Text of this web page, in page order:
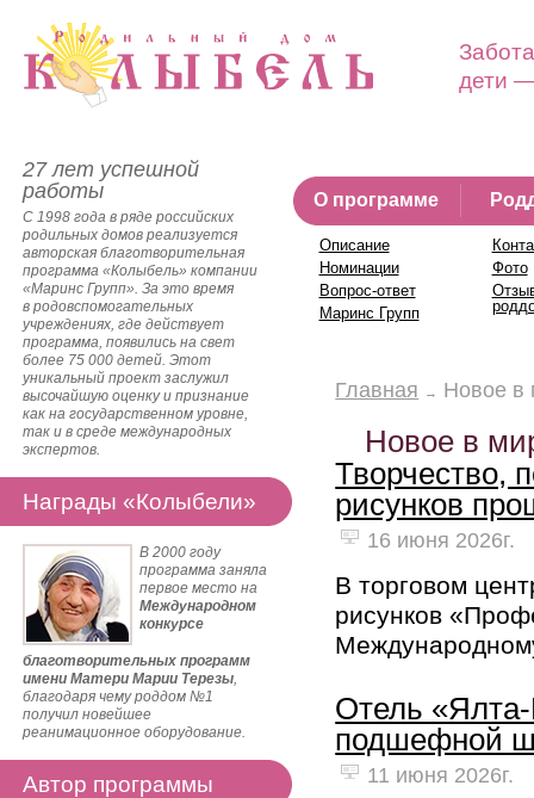
дети
27 лет успешной
работы
С 1998 года в ряде российских
родильных домов реализуется
авторская благотворительная
программа «Колыбель» компании
«Маринс Групп». За это время
в родовспомогательных
учреждениях, где действует
программа, появились на свет
более 75 000 детей. Этот
уникальный проект заслужил
высочайшую оценку и признание
как на государственном уровне,
так и в среде международных
экспертов.
Награды «Колыбели»
В 2000 году
программа заняла
первое место на
Международном
конкурсе
благотворительных программ
имени Матери Марии Терезы,
благодаря чему роддом №1
получил новейшее
реанимационное оборудование.
Автор программы
О программе
Описание
Номинации
Вопрос-ответ
Маринс Групп
Фото
Главная Новое в
Новое в
Творчество,
рисунков
16 июня 2026г.
В торговом
рисунков
Отель «Ялта-
подшефной
11 июня 2026г.